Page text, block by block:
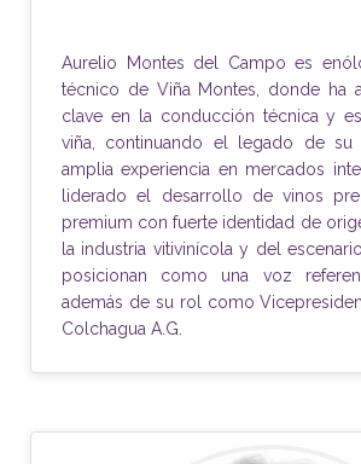
Aurelio Montes del Campo es
técnico de Viña Montes, donde ha
clave en la conducción técnica y
viña, continuando el legado de su
amplia experiencia en mercados
liderado el desarrollo de vinos
premium con fuerte identidad de
la industria vitivinícola y del
posicionan como una voz
además de su rol como
Colchagua A.G.